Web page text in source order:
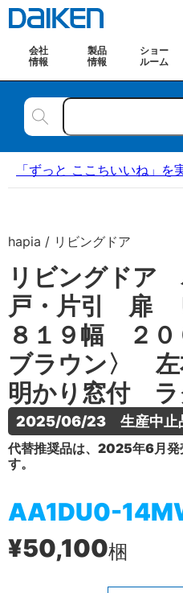
会社
情報
製品
情報
ショー
ルーム
「ずっと ここちいいね」
hapia / リビングドア
リビングドア
戸・片引 扉
８１９幅 ２
ブラウン〉
明かり窓付 ラ
2025/06/23　生産中止
代替推奨品は、2025年6月発
す。
AA1DU0-
¥50,100梱